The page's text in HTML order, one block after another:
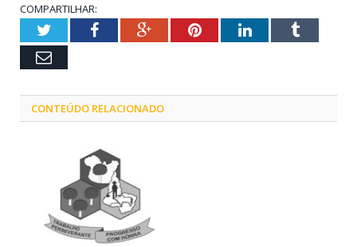
COMPARTILHAR:
TwitterFacebookGoogle+PinterestLinkedInTumblr
Email
CONTEÚDO RELACIONADO